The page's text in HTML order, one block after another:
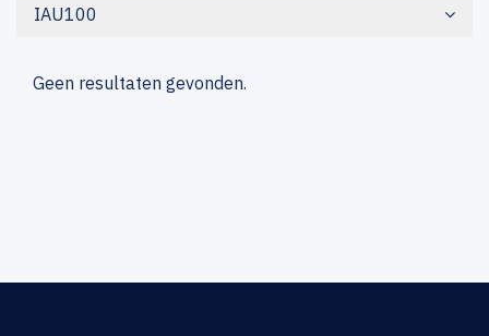
IAU100
Geen resultaten gevonden.